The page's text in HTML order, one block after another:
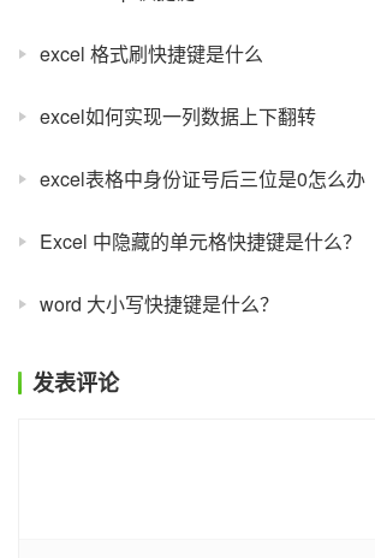
excel 格式刷快捷键是什么
excel如何实现一列数据上下翻转
excel表格中身份证号后三位是0怎么办
Excel 中隐藏的单元格快捷键是什么？
word 大小写快捷键是什么？
发表评论